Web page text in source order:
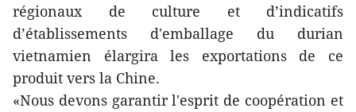
régionaux de culture et d’indicatifs
d’établissements d'emballage du durian
vietnamien élargira les exportations de ce
produit vers la Chine.
«Nous devons garantir l'esprit de coopération et